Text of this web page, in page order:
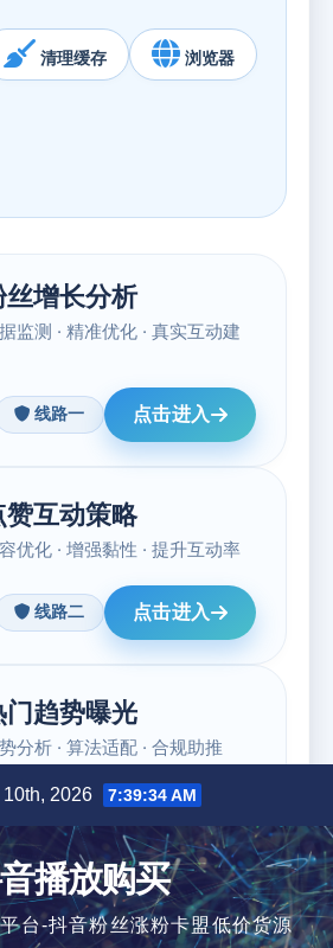
10th, 2026 7:39:35 AM
播放购买
台-抖音粉丝涨粉卡盟低价货源